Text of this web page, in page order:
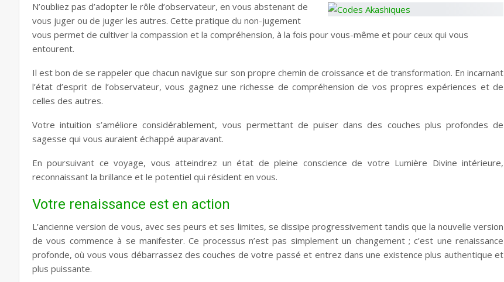
N’oubliez pas d’adopter le rôle d’observateur, en vous abstenant de
vous juger ou de juger les autres. Cette pratique du non-jugement
vous permet de cultiver la compassion et la compréhension, à la fois pour vous-même et pour ceux qui vous
entourent.
Il est bon de se rappeler que chacun navigue sur son propre chemin de croissance et de transformation. En incarnant
l’état d’esprit de l’observateur, vous gagnez une richesse de compréhension de vos propres expériences et de
celles des autres.
Votre intuition s’améliore considérablement, vous permettant de puiser dans des couches plus profondes de
sagesse qui vous auraient échappé auparavant.
En poursuivant ce voyage, vous atteindrez un état de pleine conscience de votre Lumière Divine intérieure,
reconnaissant la brillance et le potentiel qui résident en vous.
Votre renaissance est en action
L’ancienne version de vous, avec ses peurs et ses limites, se dissipe progressivement tandis que la nouvelle version
de vous commence à se manifester. Ce processus n’est pas simplement un changement ; c’est une renaissance
profonde, où vous vous débarrassez des couches de votre passé et entrez dans une existence plus authentique et
plus puissante.